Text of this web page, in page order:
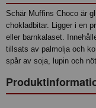
Schär Muffins Choco är
chokladbitar. Ligger i en
eller barnkalaset.
tillsats av palmolja och
spår av soja, lupin och